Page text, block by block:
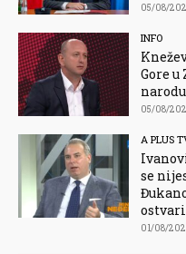
05/08/
INFO
Gore
narodu
05/08/
A PLUS
se
01/08/